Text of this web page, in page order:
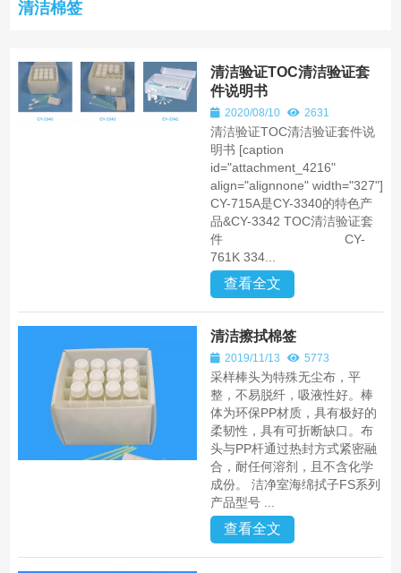
清洁棉签
清洁验证TOC清洁验证套
件说明书
2020/08/10 2631
清洁验证TOC清洁验证套件说
明书 [caption
id="attachment_4216"
align="alignnone" width="327"]
CY-715A是CY-3340的特色产
品&CY-3342 TOC清洁验证套
件 CY-
761K 334...
查看全文
清洁擦拭棉签
2019/11/13 5773
采样棒头为特殊无尘布，平
整，不易脱纤，吸液性好。棒
体为环保PP材质，具有极好的
柔韧性，具有可折断缺口。布
头与PP杆通过热封方式紧密融
合，耐任何溶剂，且不含化学
成份。 洁净室海绵拭子FS系列
产品型号 ...
查看全文